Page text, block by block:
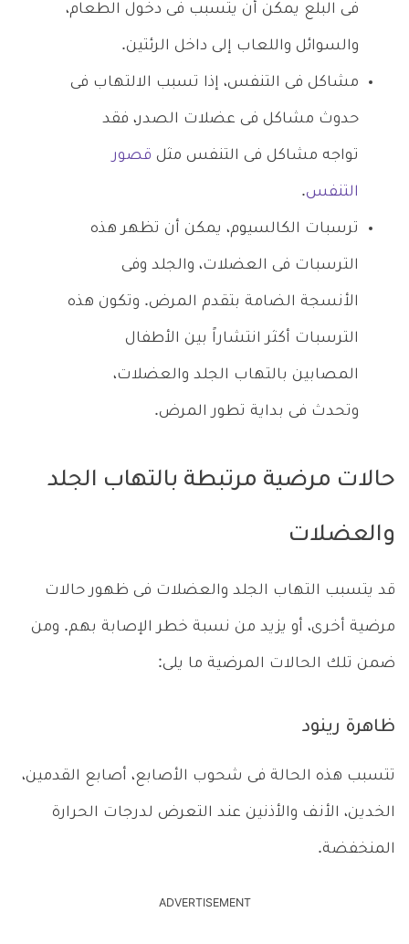
فى البلع يمكن أن يتسبب فى دخول الطعام،
والسوائل واللعاب إلى داخل الرئتين.
مشاكل فى التنفس، إذا تسبب الالتهاب فى
حدوث مشاكل فى عضلات الصدر، فقد
تواجه مشاكل فى التنفس مثل قصور
التنفس.
ترسبات الكالسيوم، يمكن أن تظهر هذه
الترسبات فى العضلات، والجلد وفى
الأنسجة الضامة بتقدم المرض. وتكون هذه
الترسبات أكثر انتشاراً بين الأطفال
المصابين بالتهاب الجلد والعضلات،
وتحدث فى بداية تطور المرض.
حالات مرضية مرتبطة بالتهاب الجلد
والعضلات
قد يتسبب التهاب الجلد والعضلات فى ظهور حالات
مرضية أخرى، أو يزيد من نسبة خطر الإصابة بهم. ومن
ضمن تلك الحالات المرضية ما يلى:
ظاهرة رينود
تتسبب هذه الحالة فى شحوب الأصابع، أصابع القدمين،
الخدين، الأنف والأذنين عند التعرض لدرجات الحرارة
المنخفضة.
ADVERTISEMENT